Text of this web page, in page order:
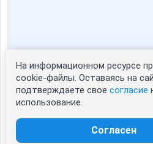
Статистика портрета:
сейчас просматривают портрет - 0
зарегистрированные пользователи
На информационном ресурсе
cookie-файлы. Оставаясь на
подтверждаете свое согласие
использование.
Согласен